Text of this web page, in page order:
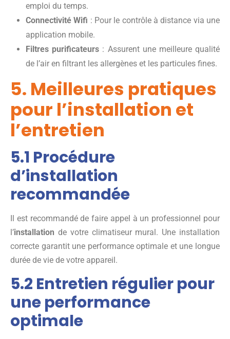
emploi du temps.
Connectivité Wifi : Pour le contrôle à distance via une
application mobile.
Filtres purificateurs : Assurent une meilleure qualité
de l’air en filtrant les allergènes et les particules fines.
5. Meilleures pratiques
pour l’installation et
l’entretien
5.1 Procédure
d’installation
recommandée
Il est recommandé de faire appel à un professionnel pour
l’installation de votre climatiseur mural. Une installation
correcte garantit une performance optimale et une longue
durée de vie de votre appareil.
5.2 Entretien régulier pour
une performance
optimale